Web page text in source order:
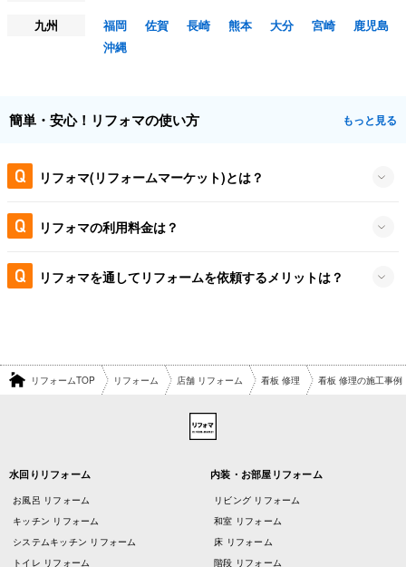
九州
福岡 佐賀 長崎 熊本 大分 宮崎
鹿児島
沖縄
簡単・安心！リフォマの使い方 もっと見る
リフォマ(リフォームマーケット)とは？
リフォマの利用料金は？
リフォマを通してリフォームを依頼するメリットは？
リフォームTOP リフォーム 店舗 リフォーム 看板 修理 看板 修理の施工事例
水回りリフォーム
お風呂 リフォーム
キッチン リフォーム
システムキッチン リフォーム
トイレ リフォーム
内装・お部屋リフォーム
リビング リフォーム
和室 リフォーム
床 リフォーム
階段 リフォーム